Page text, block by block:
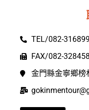
TEL/082-316899
FAX/082-
金門縣金寧鄉榜